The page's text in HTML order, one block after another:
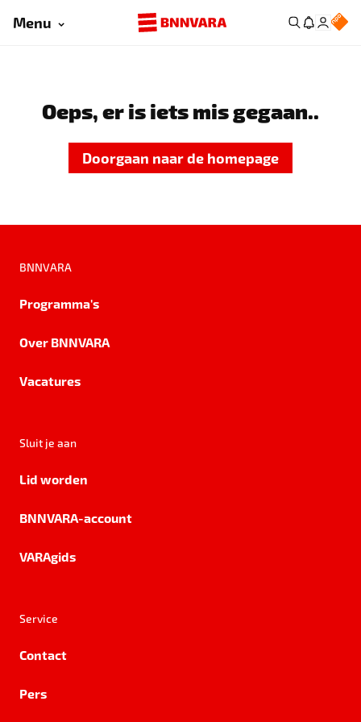
Menu
Oeps, er is iets mis gegaan..
Doorgaan naar de homepage
BNNVARA
Programma's
Over BNNVARA
Vacatures
Sluit je aan
Lid worden
BNNVARA-account
VARAgids
Service
Contact
Pers